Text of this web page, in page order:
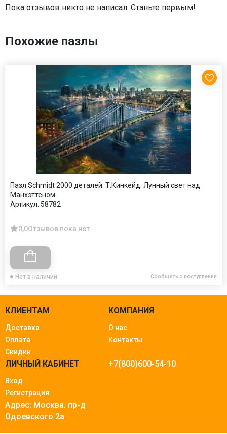
Пока отзывов никто не написал. Станьте первым!
Похожие пазлы
Пазл Schmidt 2000 деталей: Т.Кинкейд. Лунный свет над
Манхэттеном
Артикул: 58782
0,0Отзывов пока нет
Нет в наличии Сообщить о поступлении
КЛИЕНТАМ
Доставка
Оплата
Скидки
КОМПАНИЯ
О нас
Контакты
ЛИЧНЫЙ КАБИНЕТ
Вход
Регистрация
+7(800)600-54-10
Адрес: Москва. пр-д
Одоевского 2а